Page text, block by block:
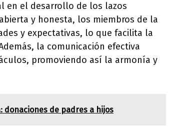
en el desarrollo de los lazos
y honesta, los miembros de la
y expectativas, lo que facilita la
la comunicación efectiva
promoviendo así la armonía y
donaciones de padres a hijos